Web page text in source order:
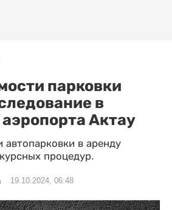
парковки
в
Актау
автопарковки в аренду
процедур.
19.10.2024, 06:48